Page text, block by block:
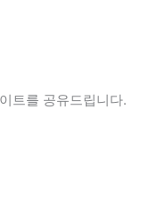
트를 공유드립니다.